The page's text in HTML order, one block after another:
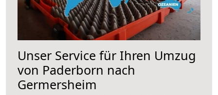
Unser Service für Ihren Umzug
von Paderborn nach
Germersheim